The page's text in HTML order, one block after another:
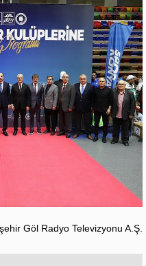
Göl Radyo Televizyonu A.Ş.